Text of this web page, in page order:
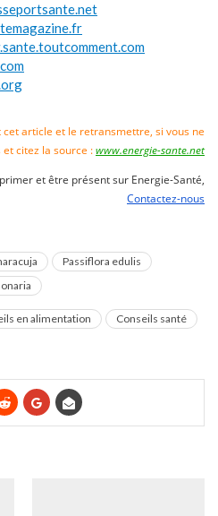
article et le retransmettre, si vous ne
citez la source :www.energie-sante.net
et être présent sur Energie-Santé,
Contactez-nous
Passiflora edulis
en alimentation
Conseils santé